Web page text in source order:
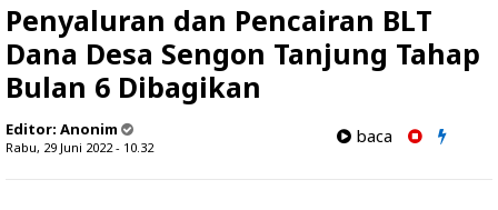
Penyaluran dan Pencairan BLT
Dana Desa Sengon Tanjung Tahap
Bulan 6 Dibagikan
Editor: Anonim
Rabu, 29 Juni 2022 - 10.32
baca